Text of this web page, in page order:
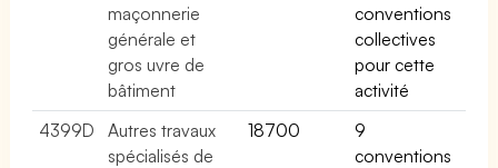
maçonnerie
générale et
gros uvre de
bâtiment
conventions
collectives
pour cette
activité
4399D
Autres travaux
spécialisés de
18700
9
conventions